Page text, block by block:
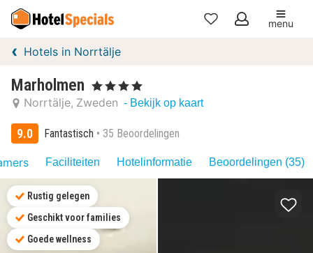
Mijn
menu
Hotels in Norrtälje
Marholmen , 4 Sterren
Norrtälje Zweden - Bekijk op kaart
9.0 Fantastisch 35 Beoordelingen
Faciliteiten Hotelinformatie Beoordelingen (35)
Rustig gelegen
Geschikt voor families
Goede wellness